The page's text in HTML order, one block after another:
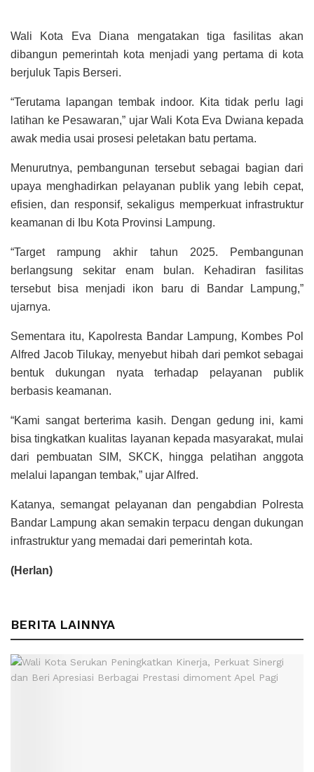
Wali Kota Eva Diana mengatakan tiga fasilitas akan
dibangun pemerintah kota menjadi yang pertama di kota
berjuluk Tapis Berseri.
“Terutama lapangan tembak indoor. Kita tidak perlu lagi
latihan ke Pesawaran,” ujar Wali Kota Eva Dwiana kepada
awak media usai prosesi peletakan batu pertama.
Menurutnya, pembangunan tersebut sebagai bagian dari
upaya menghadirkan pelayanan publik yang lebih cepat,
efisien, dan responsif, sekaligus memperkuat infrastruktur
keamanan di Ibu Kota Provinsi Lampung.
“Target rampung akhir tahun 2025. Pembangunan
berlangsung sekitar enam bulan. Kehadiran fasilitas
tersebut bisa menjadi ikon baru di Bandar Lampung,”
ujarnya.
Sementara itu, Kapolresta Bandar Lampung, Kombes Pol
Alfred Jacob Tilukay, menyebut hibah dari pemkot sebagai
bentuk dukungan nyata terhadap pelayanan publik
berbasis keamanan.
“Kami sangat berterima kasih. Dengan gedung ini, kami
bisa tingkatkan kualitas layanan kepada masyarakat, mulai
dari pembuatan SIM, SKCK, hingga pelatihan anggota
melalui lapangan tembak,” ujar Alfred.
Katanya, semangat pelayanan dan pengabdian Polresta
Bandar Lampung akan semakin terpacu dengan dukungan
infrastruktur yang memadai dari pemerintah kota.
(Herlan)
BERITA LAINNYA